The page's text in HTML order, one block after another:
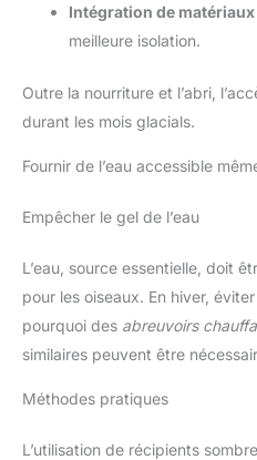
Intégration de
meilleure isolation.
Outre la nourriture et l’abri,
durant les mois glacials.
Fournir de l’eau accessible
Empêcher le gel de l’eau
L’eau, source essentielle, doit
pour les oiseaux. En hiver,
pourquoi des abreuvoirs
similaires peuvent être
Méthodes pratiques
L’utilisation de récipients